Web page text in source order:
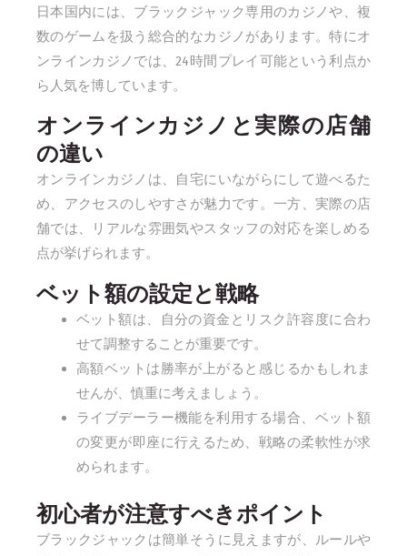
日本国内には、ブラックジャック専用のカジノや、複
数のゲームを扱う総合的なカジノがあります。特にオ
ンラインカジノでは、24時間プレイ可能という利点か
ら人気を博しています。
オンラインカジノと実際の店舗
の違い
オンラインカジノは、自宅にいながらにして遊べるた
め、アクセスのしやすさが魅力です。一方、実際の店
舗では、リアルな雰囲気やスタッフの対応を楽しめる
点が挙げられます。
ベット額の設定と戦略
ベット額は、自分の資金とリスク許容度に合わ
せて調整することが重要です。
高額ベットは勝率が上がると感じるかもしれま
せんが、慎重に考えましょう。
ライブデーラー機能を利用する場合、ベット額
の変更が即座に行えるため、戦略の柔軟性が求
められます。
初心者が注意すべきポイント
ブラックジャックは簡単そうに見えますが、ルールや